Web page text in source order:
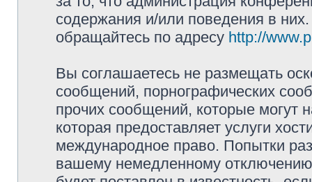
содержания и/или поведения в
обращайтесь по адресу http://
Вы соглашаетесь не размещать
сообщений, порнографических
прочих сообщений, которые могут
которая предоставляет услуги
международное право. Попытки
вашему немедленному